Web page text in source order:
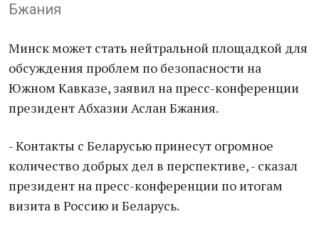
Бжания
Минск может стать нейтральной площадкой для
обсуждения проблем по безопасности на
Южном Кавказе, заявил на пресс-конференции
президент Абхазии Аслан Бжания.
- Контакты с Беларусью принесут огромное
количество добрых дел в перспективе, - сказал
президент на пресс-конференции по итогам
визита в Россию и Беларусь.